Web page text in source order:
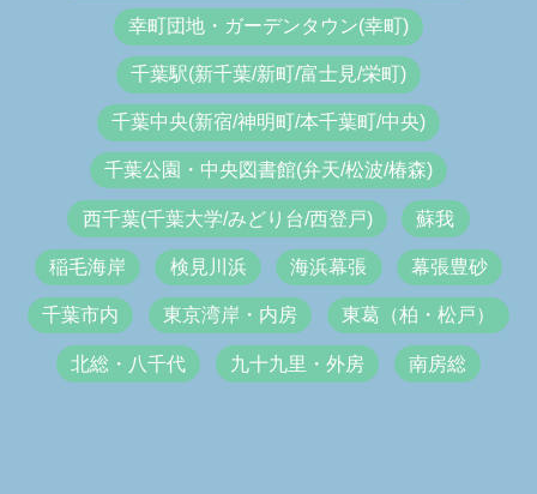
幸町団地・ガーデンタウン(幸町)
千葉駅(新千葉/新町/富士見/栄町)
千葉中央(新宿/神明町/本千葉町/中央)
千葉公園・中央図書館(弁天/松波/椿森)
西千葉(千葉大学/みどり台/西登戸) 蘇我
稲毛海岸 検見川浜 海浜幕張 幕張豊砂
千葉市内 東京湾岸・内房 東葛（柏・松戸）
北総・八千代 九十九里・外房 南房総